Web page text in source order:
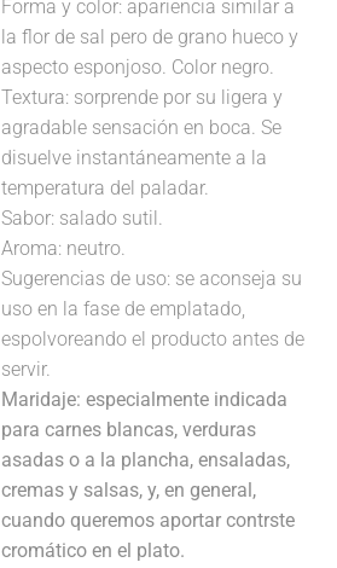
Forma y color: apariencia similar a
la flor de sal pero de grano hueco y
aspecto esponjoso. Color negro.
Textura: sorprende por su ligera y
agradable sensación en boca. Se
disuelve instantáneamente a la
temperatura del paladar.
Sabor: salado sutil.
Aroma: neutro.
Sugerencias de uso: se aconseja su
uso en la fase de emplatado,
espolvoreando el producto antes de
servir.
Maridaje: especialmente indicada
para carnes blancas, verduras
asadas o a la plancha, ensaladas,
cremas y salsas, y, en general,
cuando queremos aportar contrste
cromático en el plato.